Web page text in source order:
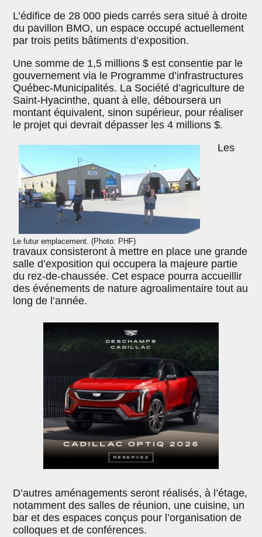
L’édifice de 28 000 pieds carrés sera situé à droite
du pavillon BMO, un espace occupé actuellement
par trois petits bâtiments d’exposition.
Une somme de 1,5 millions $ est consentie par le
gouvernement via le Programme d’infrastructures
Québec-Municipalités. La Société d’agriculture de
Saint-Hyacinthe, quant à elle, déboursera un
montant équivalent, sinon supérieur, pour réaliser
le projet qui devrait dépasser les 4 millions $.
Le futur emplacement. (Photo: PHF)
Les
travaux consisteront à mettre en place une grande
salle d’exposition qui occupera la majeure partie
du rez-de-chaussée. Cet espace pourra accueillir
des événements de nature agroalimentaire tout au
long de l’année.
D’autres aménagements seront réalisés, à l’étage,
notamment des salles de réunion, une cuisine, un
bar et des espaces conçus pour l’organisation de
colloques et de conférences.